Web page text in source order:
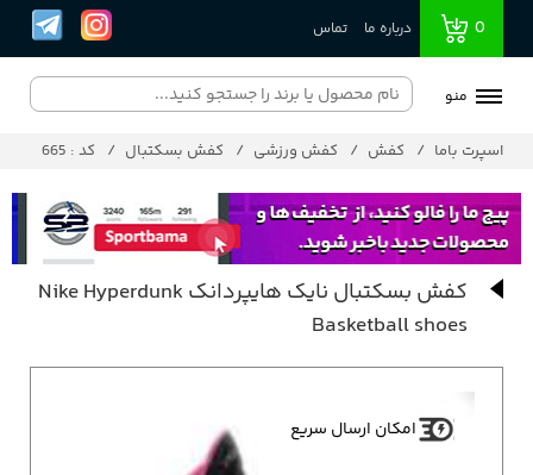
0 درباره ما تماس
منو
اسپرت باما کفش کفش ورزشی کفش بسکتبال کد : 665
کفش بسکتبال نایک هایپردانک Nike Hyperdunk
Basketball shoes
امکان ارسال سریع